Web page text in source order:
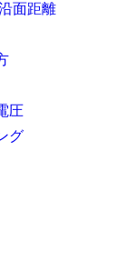
面距離
圧
グ